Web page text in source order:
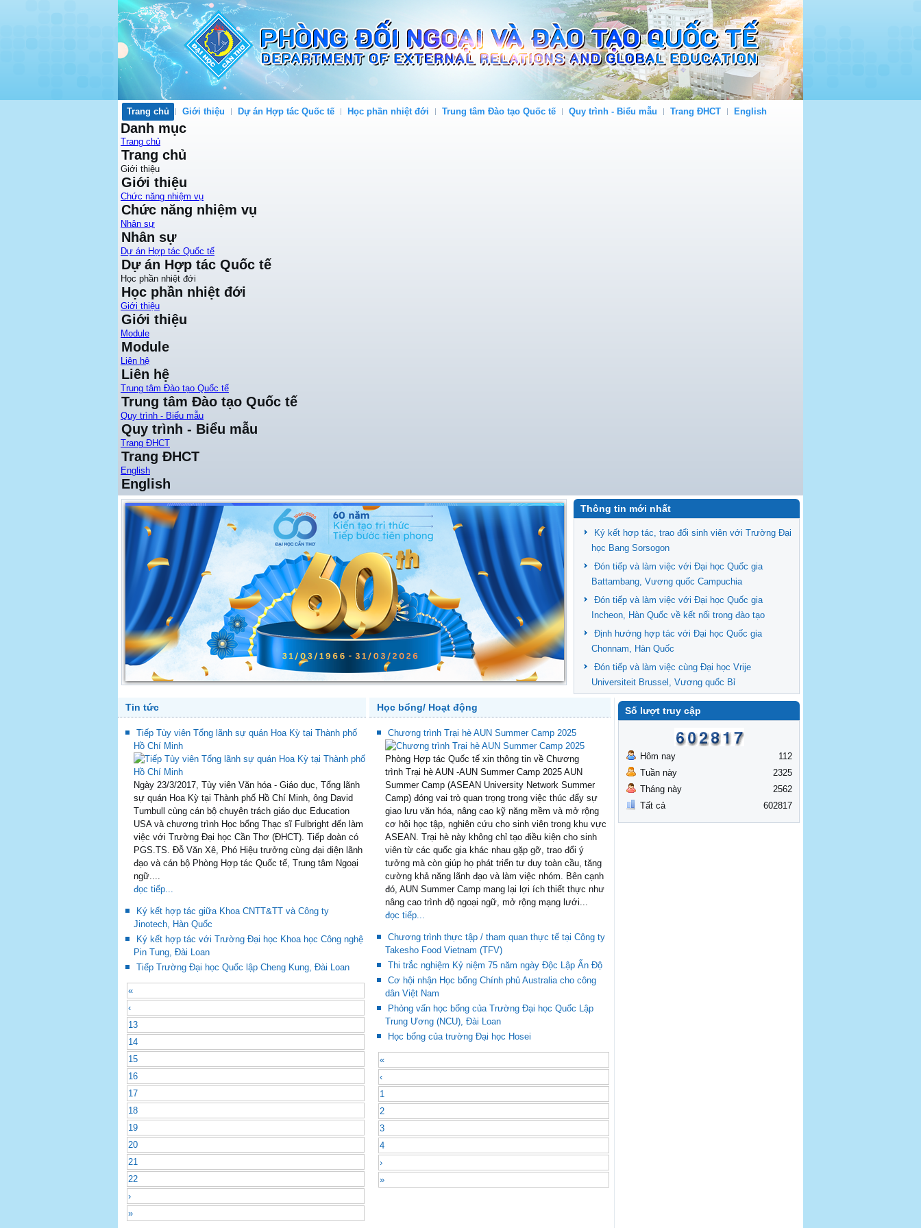
Trang chủ Giới thiệu Dự án Hợp tác Quốc tế Học phần nhiệt đới Trung tâm Đào tạo Quốc tế Quy trình - Biểu mẫu Trang ĐHCT English
Danh mục
Trang chủ
Trang chủ
Giới thiệu
Giới thiệu
Chức năng nhiệm vụ
Chức năng nhiệm vụ
Nhân sự
Nhân sự
Dự án Hợp tác Quốc tế
Dự án Hợp tác Quốc tế
Học phần nhiệt đới
Học phần nhiệt đới
Giới thiệu
Giới thiệu
Module
Module
Liên hệ
Liên hệ
Trung tâm Đào tạo Quốc tế
Trung tâm Đào tạo Quốc tế
Quy trình - Biểu mẫu
Quy trình - Biểu mẫu
Trang ĐHCT
Trang ĐHCT
English
English
Thông tin mới nhất
Ký kết hợp tác, trao đổi sinh viên với Trường Đại
học Bang Sorsogon
Đón tiếp và làm việc với Đại học Quốc gia
Battambang, Vương quốc Campuchia
Đón tiếp và làm việc với Đại học Quốc gia
Incheon, Hàn Quốc về kết nối trong đào tạo
Định hướng hợp tác với Đại học Quốc gia
Chonnam, Hàn Quốc
Đón tiếp và làm việc cùng Đại học Vrije
Universiteit Brussel, Vương quốc Bỉ
Tin tức
Tiếp Tùy viên Tổng lãnh sự quán Hoa Kỳ tại Thành phố
Hồ Chí Minh
Ngày 23/3/2017, Tùy viên Văn hóa - Giáo dục, Tổng lãnh
sự quán Hoa Kỳ tại Thành phố Hồ Chí Minh, ông David
Turnbull cùng cán bộ chuyên trách giáo dục Education
USA và chương trình Học bổng Thạc sĩ Fulbright đến làm
việc với Trường Đại học Cần Thơ (ĐHCT). Tiếp đoàn có
PGS.TS. Đỗ Văn Xê, Phó Hiệu trưởng cùng đại diện lãnh
đạo và cán bộ Phòng Hợp tác Quốc tế, Trung tâm Ngoại
ngữ....
đọc tiếp...
Ký kết hợp tác giữa Khoa CNTT&TT và Công ty
Jinotech, Hàn Quốc
Ký kết hợp tác với Trường Đại học Khoa học Công nghệ
Pin Tung, Đài Loan
Tiếp Trường Đại học Quốc lập Cheng Kung, Đài Loan
«
‹
13
14
15
16
17
18
19
20
21
22
›
»
Học bổng/ Hoạt động
Chương trình Trại hè AUN Summer Camp 2025
Phòng Hợp tác Quốc tế xin thông tin về Chương
trình Trại hè AUN -AUN Summer Camp 2025 AUN
Summer Camp (ASEAN University Network Summer
Camp) đóng vai trò quan trọng trong việc thúc đẩy sự
giao lưu văn hóa, nâng cao kỹ năng mềm và mở rộng
cơ hội học tập, nghiên cứu cho sinh viên trong khu vực
ASEAN. Trại hè này không chỉ tạo điều kiện cho sinh
viên từ các quốc gia khác nhau gặp gỡ, trao đổi ý
tưởng mà còn giúp họ phát triển tư duy toàn cầu, tăng
cường khả năng lãnh đạo và làm việc nhóm. Bên cạnh
đó, AUN Summer Camp mang lại lợi ích thiết thực như
nâng cao trình độ ngoại ngữ, mở rộng mạng lưới...
đọc tiếp...
Chương trình thực tập / tham quan thực tế tại Công ty
Takesho Food Vietnam (TFV)
Thi trắc nghiệm Kỷ niệm 75 năm ngày Độc Lập Ấn Độ
Cơ hội nhận Học bổng Chính phủ Australia cho công
dân Việt Nam
Phỏng vấn học bổng của Trường Đại học Quốc Lập
Trung Ương (NCU), Đài Loan
Học bổng của trường Đại học Hosei
«
‹
1
2
3
4
›
»
Số lượt truy cập
Hôm nay
Tuần này
Tháng này
Tất cả
112
2325
2562
602817